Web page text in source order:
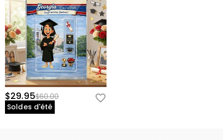
$29.95$60.00
Soldes d'été